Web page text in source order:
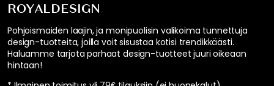
ROYALDESIGN
Pohjoismaiden laajin, ja monipuolisin valikoima tunnettuja
design-tuotteita, joilla voit sisustaa kotisi trendikkäästi.
Haluamme tarjota parhaat design-tuotteet juuri oikeaan
hintaan!